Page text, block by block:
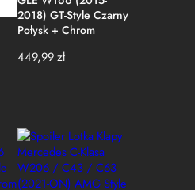
2018) GT-Style Czarny
Połysk + Chrom
449,99zł